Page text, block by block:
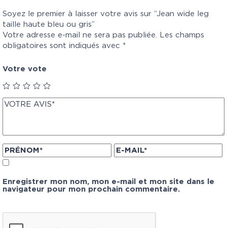
Soyez le premier à laisser votre avis sur “Jean wide leg
taille haute bleu ou gris”
Votre adresse e-mail ne sera pas publiée. Les champs
obligatoires sont indiqués avec *
Votre vote
Enregistrer mon nom, mon e-mail et mon site dans le
navigateur pour mon prochain commentaire.